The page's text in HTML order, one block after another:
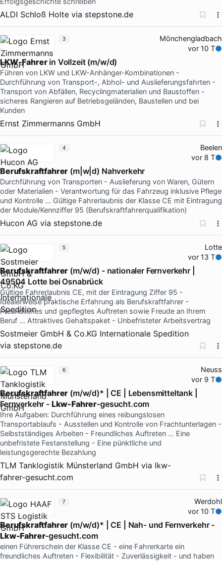
ALDI Schloß Holte via stepstone.de
Mönchengladbach
vor 10 T
LKW-Fahrerin Vollzeit (m/w/d)
Führen von LKW und LKW-Anhänger-Kombinationen -
Durchführung von Transport-, Abhol- und Auslieferungsfahrten -
Transport von Abfällen, Recyclingmaterialien und Baustoffen -
sicheres Rangieren auf Betriebsgeländen, Baustellen und bei
Kunden
Ernst Zimmermanns GmbH
3
Beelen
vor 8 T
Berufskraftfahrer (m|w|d) Nahverkehr
Durchführung von Transporten - Auslieferung von Waren, Gütern
oder Materialien - Verantwortung für das Fahrzeug inklusive Pflege
und Kontrolle … Gültige Fahrerlaubnis der Klasse CE mit Eintragung
der Module/Kennziffer 95 (Berufskraftfahrerqualifikation)
Hucon AG via stepstone.de
4
Lotte
vor 13 T
Berufskraftfahrer (m/w/d) - nationaler Fernverkehr |
49504 Lotte bei Osnabrück
Gültige Fahrerlaubnis CE, mit der Eintragung Ziffer 95 -
Idealerweise praktische Erfahrung als Berufskraftfahrer -
Freundliches und gepflegtes Auftreten sowie Freude an Ihrem
Beruf … Attraktives Gehaltspaket - Unbefristeter Arbeitsvertrag
Sostmeier GmbH & Co.KG Internationale Spedition
via stepstone.de
5
Neuss
vor 9 T
Berufskraftfahrer (m/w/d)* | CE | Lebensmitteltank |
Fernverkehr - Lkw-Fahrer-gesucht.com
Ihre Aufgaben: Durchführung eines reibungslosen
Transportablaufs - Ausstellen und Kontrolle von Frachtunterlagen -
Selbstständiges Arbeiten - Freundliches Auftreten … Eine
unbefristete Festanstellung - Eine pünktliche und
leistungsgerechte Bezahlung
TLM Tanklogistik Münsterland GmbH via lkw-
fahrer-gesucht.com
6
Werdohl
vor 10 T
Berufskraftfahrer (m/w/d)* | CE | Nah- und Fernverkehr -
Lkw-Fahrer-gesucht.com
einen Führerschein der Klasse CE - eine Fahrerkarte ein
freundliches Auftreten - Flexibilität - Zuverlässigkeit - und haben
7